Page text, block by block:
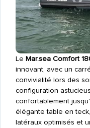
Le Mar.sea Comfort
innovant, avec un
convivialité lors des
configuration
confortablement
élégante table en
latéraux optimisés et